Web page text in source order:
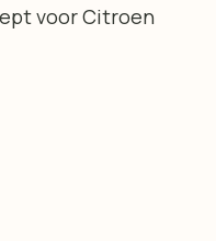
voor Citroen